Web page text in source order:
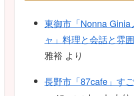
東御市「Nonna Ginia
ャ」料理と会話と雰
雅裕 より
長野市「87cafe」す